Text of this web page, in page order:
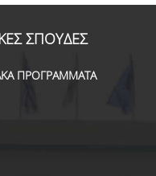
ΣΠΟΥΔΕΣ
ΠΡΟΓΡΑΜΜΑΤΑ